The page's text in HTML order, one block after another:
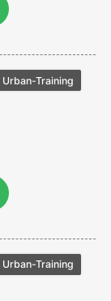
Urban-Training
Urban-Training